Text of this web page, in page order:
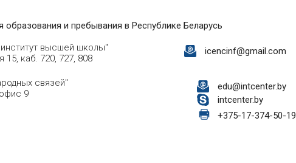
образования и пребывания в Республике Беларусь
высшей школы"
каб. 720, 727, 808
icencinf@gmail.com
связей"
9
edu@intcenter.by
intcenter.by
+375-17-374-50-19